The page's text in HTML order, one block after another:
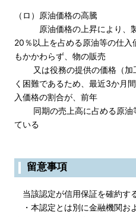
（ロ）原油価格の高騰
原油価格の上昇により、製
20％以上を占める原油等の仕
もかかわらず、物の販売
又は役務の提供の価格（加
く困難であるため、最近3か月
入価格の割合が、前年
同期の売上高に占める原油
ている
留意事項
当該認定が信用保証を確約す
・本認定とは別に金融機関お